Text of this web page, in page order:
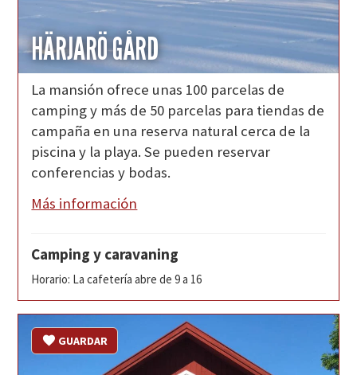
HÄRJARÖ GÅRD
La mansión ofrece unas 100 parcelas de
camping y más de 50 parcelas para tiendas de
campaña en una reserva natural cerca de la
piscina y la playa. Se pueden reservar
conferencias y bodas.
Más información
Camping y caravaning
Horario: La cafetería abre de 9 a 16
GUARDAR